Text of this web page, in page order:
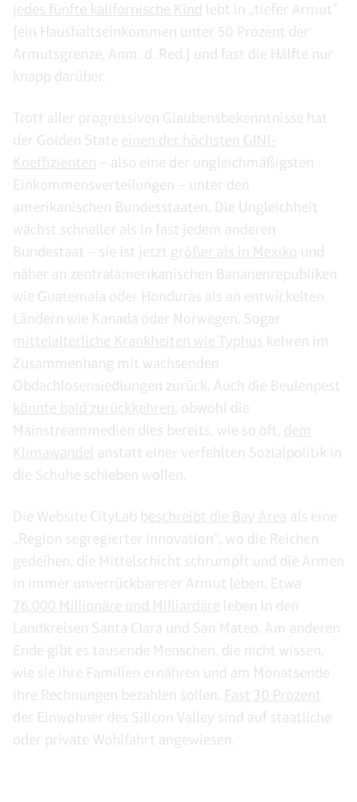
jedes fünfte kalifornische Kind
lebt in „tiefer Armut“
[ein Haushaltseinkommen unter 50 Prozent der
Armutsgrenze, Anm. d. Red.] und fast die Hälfte nur
knapp darüber.
Trott aller progressiven Glaubensbekenntnisse hat
der Golden State einen der höchsten GINI-
Koeffizienten – also eine der ungleichmäßigsten
Einkommensverteilungen – unter den
amerikanischen Bundesstaaten. Die Ungleichheit
wächst schneller als in fast jedem anderen
Bundestaat – sie ist jetzt größer als in Mexiko und
näher an zentralamerikanischen Bananenrepubliken
wie Guatemala oder Honduras als an entwickelten
Ländern wie Kanada oder Norwegen. Sogar
mittelalterliche Krankheiten wie Typhus kehren im
Zusammenhang mit wachsenden
Obdachlosensiedlungen zurück. Auch die Beulenpest
könnte bald zurückkehren, obwohl die
Mainstreammedien dies bereits, wie so oft, dem
Klimawandel anstatt einer verfehlten Sozialpolitik in
die Schuhe schieben wollen.
Die Website CityLab beschreibt die Bay Area als eine
„Region segregierter Innovation“, wo die Reichen
gedeihen, die Mittelschicht schrumpft und die Armen
in immer unverrückbarerer Armut leben. Etwa
76.000 Millionäre und Milliardäre leben in den
Landkreisen Santa Clara und San Mateo. Am anderen
Ende gibt es tausende Menschen, die nicht wissen,
wie sie ihre Familien ernähren und am Monatsende
ihre Rechnungen bezahlen sollen. Fast 30 Prozent
der Einwohner des Silicon Valley sind auf staatliche
oder private Wohlfahrt angewiesen.